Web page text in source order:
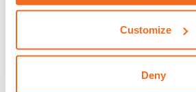
Customize
Deny
0c2263594a82','justifycenter')}}